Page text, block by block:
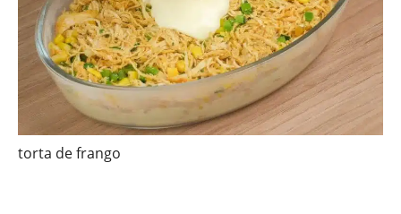
torta de frango